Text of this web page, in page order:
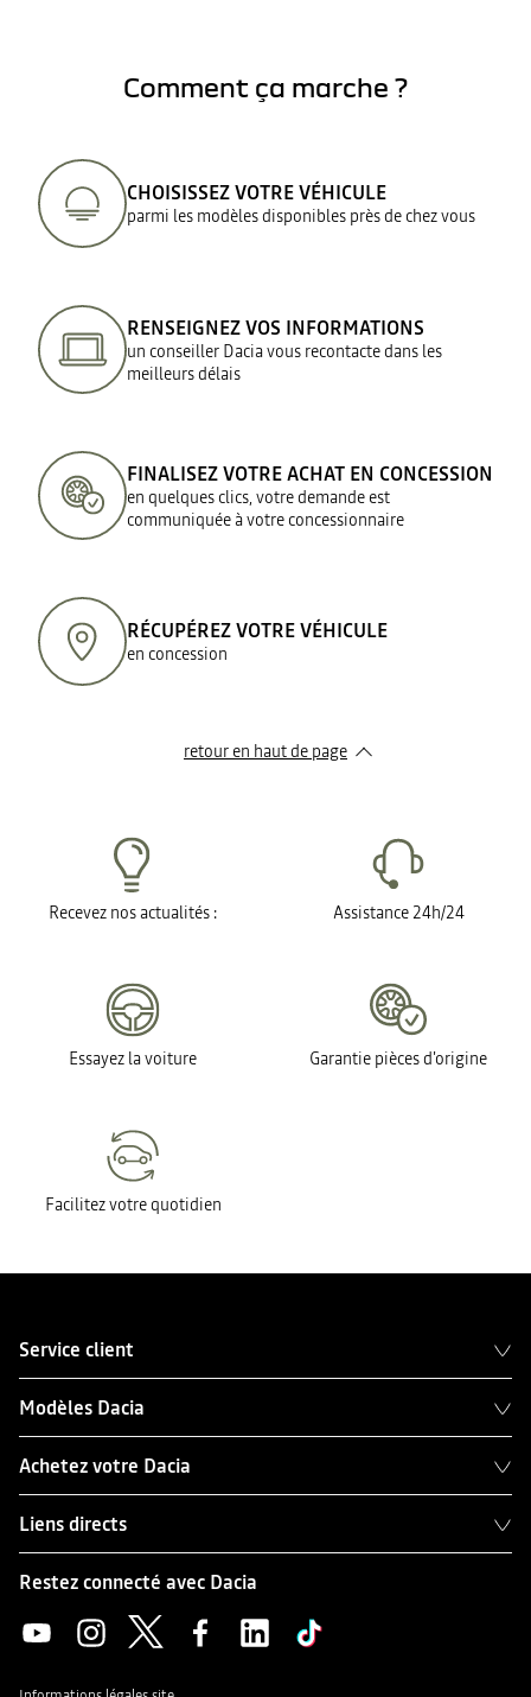
Comment ça marche ?
CHOISISSEZ VOTRE VÉHICULE
parmi les modèles disponibles près de chez vous
RENSEIGNEZ VOS INFORMATIONS
un conseiller Dacia vous recontacte dans les
meilleurs délais
FINALISEZ VOTRE ACHAT EN CONCESSION
en quelques clics, votre demande est
communiquée à votre concessionnaire
RÉCUPÉREZ VOTRE VÉHICULE
en concession
retour en haut de page​
Recevez nos actualités : Assistance 24h/24
Essayez la voiture Garantie pièces d'origine
Facilitez votre quotidien
Service client
Modèles Dacia
Achetez votre Dacia
Liens directs
Restez connecté avec Dacia